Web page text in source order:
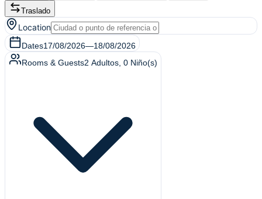
Traslado
Location
Dates17/08/2026—18/08/2026
Rooms & Guests2 Adultos 0 Niño(s)